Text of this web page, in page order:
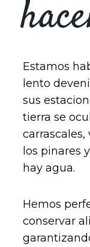
Estamos
lento
sus
tierra se
los pinares
hay agua.
Hemos
conservar